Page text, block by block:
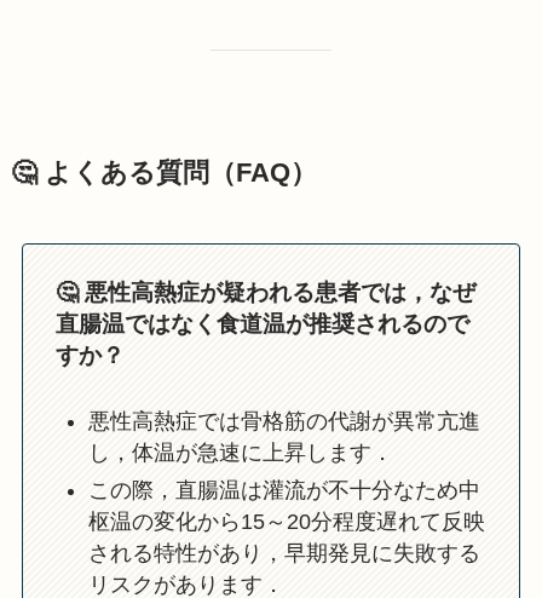
🤔 よくある質問（FAQ）
🤔 悪性高熱症が疑われる患者では，なぜ
直腸温ではなく食道温が推奨されるので
すか？
悪性高熱症では骨格筋の代謝が異常亢進
し，体温が急速に上昇します．
この際，直腸温は灌流が不十分なため中
枢温の変化から15～20分程度遅れて反映
される特性があり，早期発見に失敗する
リスクがあります．